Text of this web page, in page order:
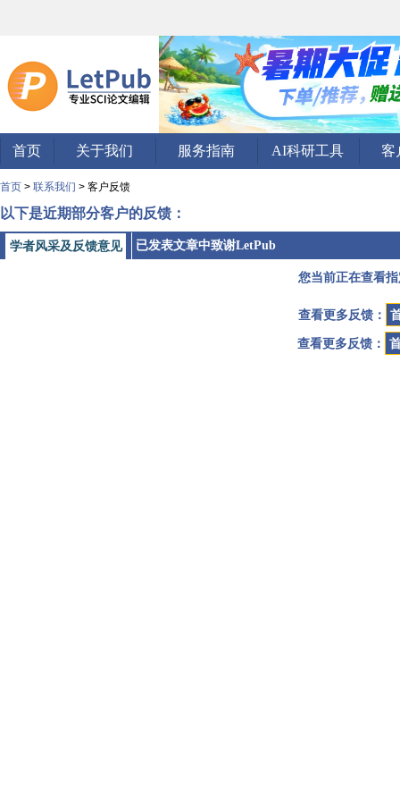
首页 关于我们 服务指南 AI科研工具 客
首页 > 联系我们 > 客户反馈
以下是近期部分客户的反馈：
学者风采及反馈意见 已发表文章中致谢LetPub
您当前正在查看
查看更多反馈：
查看更多反馈：